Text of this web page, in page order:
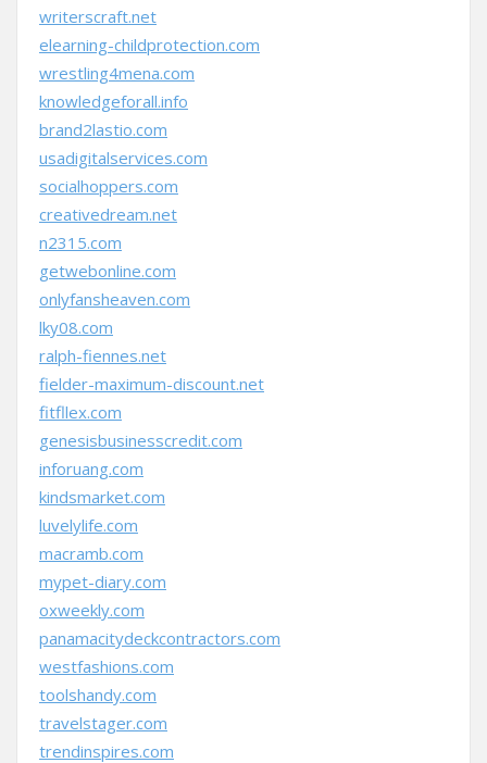
writerscraft.net
elearning-childprotection.com
wrestling4mena.com
knowledgeforall.info
brand2lastio.com
usadigitalservices.com
socialhoppers.com
creativedream.net
n2315.com
getwebonline.com
onlyfansheaven.com
lky08.com
ralph-fiennes.net
fielder-maximum-discount.net
fitfllex.com
genesisbusinesscredit.com
inforuang.com
kindsmarket.com
luvelylife.com
macramb.com
mypet-diary.com
oxweekly.com
panamacitydeckcontractors.com
westfashions.com
toolshandy.com
travelstager.com
trendinspires.com